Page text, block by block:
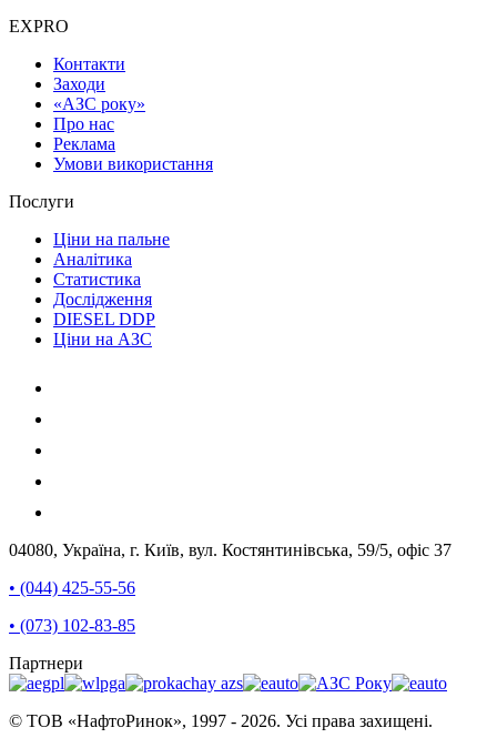
EXPRO
Контакти
Заходи
«АЗС року»
Про нас
Реклама
Умови використання
Послуги
Ціни на пальне
Аналітика
Статистика
Дослідження
DIESEL DDP
Ціни на АЗС
04080, Україна, г. Київ, вул. Костянтинівська, 59/5, офіс 37
• (044) 425-55-56
• (073) 102-83-85
Партнери
© ТОВ «НафтоРинок», 1997 - 2026. Усі права захищені.